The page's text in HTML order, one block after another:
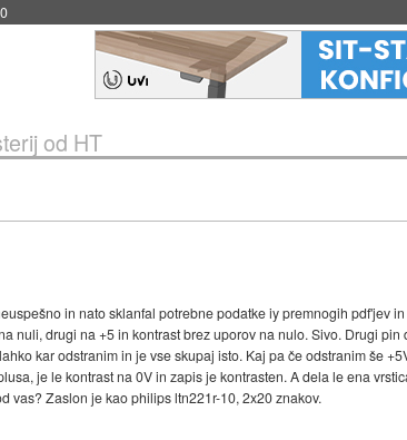
od HT
in nato sklanfal potrebne podatke iy premnogih pdf'jev
nuli, drugi na +5 in kontrast brez uporov na nulo. Sivo. Drugi pin
kar odstranim in je vse skupaj isto. Kaj pa če odstranim še
je le kontrast na 0V in zapis je kontrasten. A dela le ena
vas? Zaslon je kao philips ltn221r-10, 2x20 znakov.